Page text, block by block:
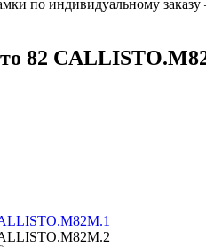
по индивидуальному
82